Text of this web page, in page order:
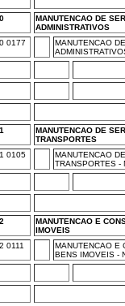
MANUTENCAO DE
ADMINISTRATIVOS
0177
MANUTENCAO
MANUTENCAO DE
TRANSPORTES
0105
MANUTENCAO
TRANSPORTES -
MANUTENCAO E
IMOVEIS
0111
MANUTENCAO E
BENS IMOVEIS -